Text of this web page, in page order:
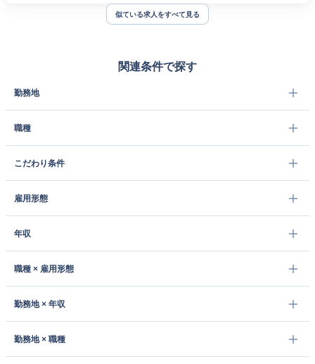
似ている求人をすべて見る
関連条件で探す
勤務地
職種
こだわり条件
雇用形態
年収
職種 × 雇用形態
勤務地 × 年収
勤務地 × 職種